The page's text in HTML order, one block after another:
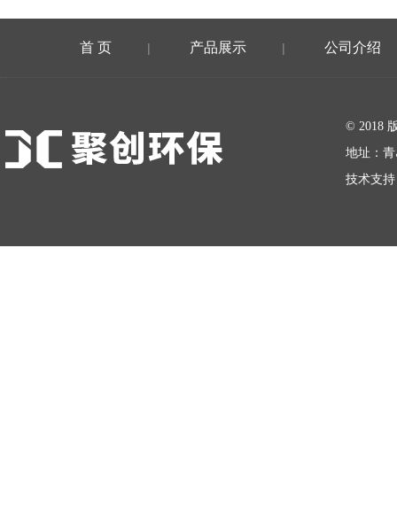
首 页 | 产品展示 | 公司介绍
© 2018
地址：
技术支